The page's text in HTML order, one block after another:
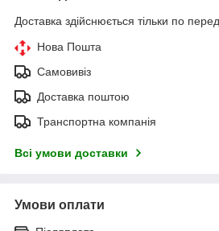
Доставка здійснюється тільки по
Нова Пошта
Самовивіз
Доставка поштою
Транспортна компанія
Всі умови доставки
Умови оплати